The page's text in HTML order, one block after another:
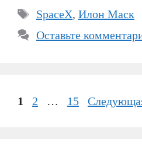
Метки
SpaceX, Илон Маск
Оставьте
Страница
1 Страница
2 … Страница
15